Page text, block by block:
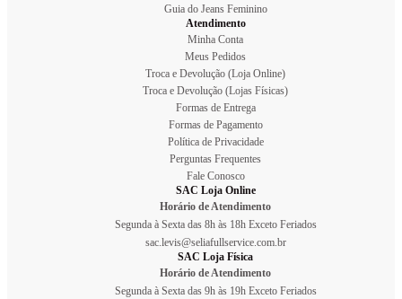
Guia do Jeans Feminino
Atendimento
Minha Conta
Meus Pedidos
Troca e Devolução (Loja Online)
Troca e Devolução (Lojas Físicas)
Formas de Entrega
Formas de Pagamento
Política de Privacidade
Perguntas Frequentes
Fale Conosco
SAC Loja Online
Horário de Atendimento
Segunda à Sexta das 8h às 18h Exceto Feriados
sac.levis@seliafullservice.com.br
SAC Loja Física
Horário de Atendimento
Segunda à Sexta das 9h às 19h Exceto Feriados